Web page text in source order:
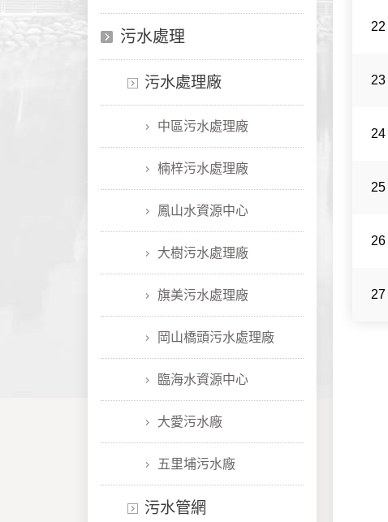
污水處理
污水處理廠
中區污水處理廠
楠梓污水處理廠
鳳山水資源中心
大樹污水處理廠
旗美污水處理廠
岡山橋頭污水處理廠
臨海水資源中心
大愛污水廠
五里埔污水廠
污水管網
22
23
24
25
26
27